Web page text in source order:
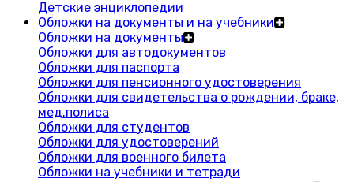
Детские энциклопедии
Обложки на документы и на учебники
Обложки на документы
Обложки для автодокументов
Обложки для паспорта
Обложки для пенсионного удостоверения
Обложки для свидетельства о рождении, браке,
мед.полиса
Обложки для студентов
Обложки для удостоверений
Обложки для военного билета
Обложки на учебники и тетради